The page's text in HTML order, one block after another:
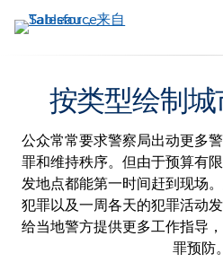
转
按类型绘制
公众常常要求警察局出动更多
罪和维持秩序。但由于预算有
发地点都能第一时间赶到现场
犯罪以及一周各天的犯罪活动
给当地警方提供更多工作指导
罪预防。